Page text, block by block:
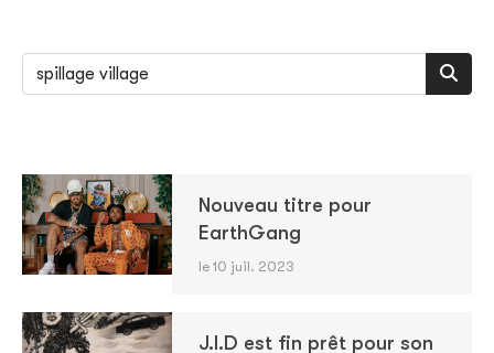
Nouveau titre pour
EarthGang
le 10 juil. 2023
J.I.D est fin prêt pour son